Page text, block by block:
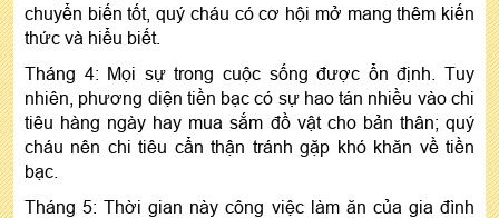
chuyển biến tốt, quý cháu có cơ hội mở mang thêm kiến
thức và hiểu biết.
Tháng 4: Mọi sự trong cuộc sống được ổn định. Tuy
nhiên, phương diện tiền bạc có sự hao tán nhiều vào chi
tiêu hàng ngày hay mua sắm đồ vật cho bản thân; quý
cháu nên chi tiêu cẩn thận tránh gặp khó khăn về tiền
bạc.
Tháng 5: Thời gian này công việc làm ăn của gia đình